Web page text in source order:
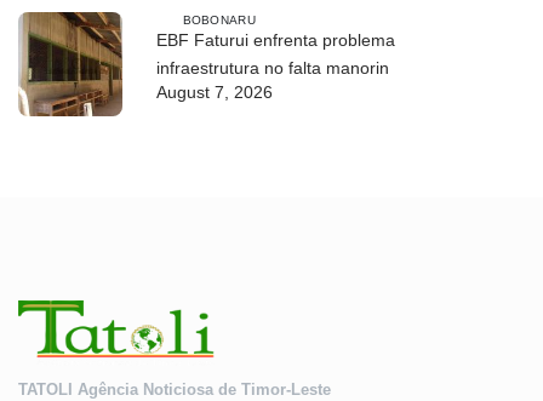
BOBONARU
EBF Faturui enfrenta problema
infraestrutura no falta manorin
August 7, 2026
TATOLI Agência Noticiosa de Timor-Leste